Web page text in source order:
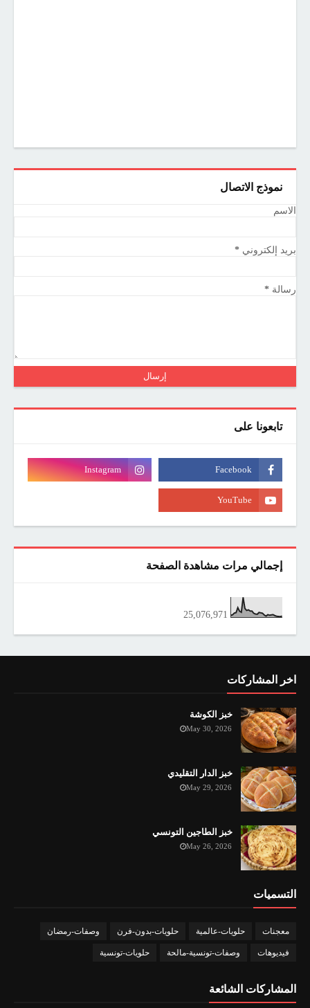
نموذج الاتصال
الاسم
بريد إلكتروني *
رسالة *
تابعونا على
إجمالي مرات مشاهدة الصفحة
25,076,971
اخر المشاركات
خبز الكوشة
May 30, 2026
خبز الدار التقليدي
May 29, 2026
خبز الطاجين التونسي
May 26, 2026
التسميات
معجنات حلويات-عالمية حلويات-بدون-فرن وصفات-رمضان
فيديوهات وصفات-تونسية-مالحة حلويات-تونسية
المشاركات الشائعة